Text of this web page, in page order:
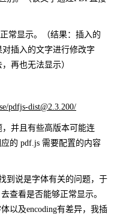
常显示。（结果：插入的
插入的文字进行修改字
再也无法显示）
pdfjs-dist@2.3.200/
并且有些高版本可能连
的 pdf.js 需要配置的内容
到说是字体有关的问题，于
查看是否能够正常显示。
以及encoding有差异，我插